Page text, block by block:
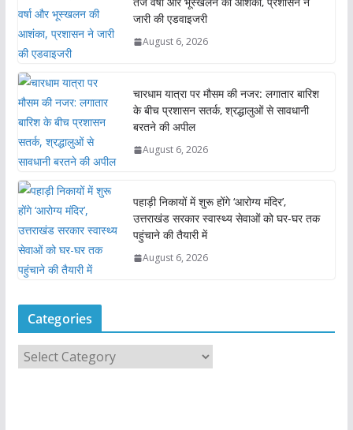
जारी की एडवाइजरी
August 6, 2026
चारधाम यात्रा पर मौसम की नजर: लगातार बारिश
के बीच प्रशासन सतर्क, श्रद्धालुओं से सावधानी
बरतने की अपील
August 6, 2026
पहाड़ी निकायों में शुरू होंगे ‘आरोग्य मंदिर’,
उत्तराखंड सरकार स्वास्थ्य सेवाओं को घर-घर तक
पहुंचाने की तैयारी में
August 6, 2026
Categories
a